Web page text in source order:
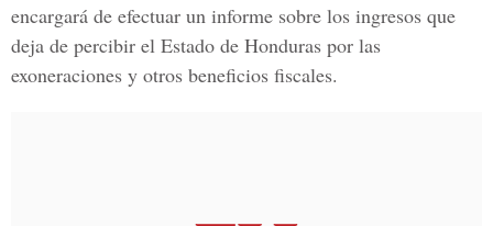
encargará de efectuar un informe sobre los ingresos que
deja de percibir el Estado de Honduras por las
exoneraciones y otros beneficios fiscales.